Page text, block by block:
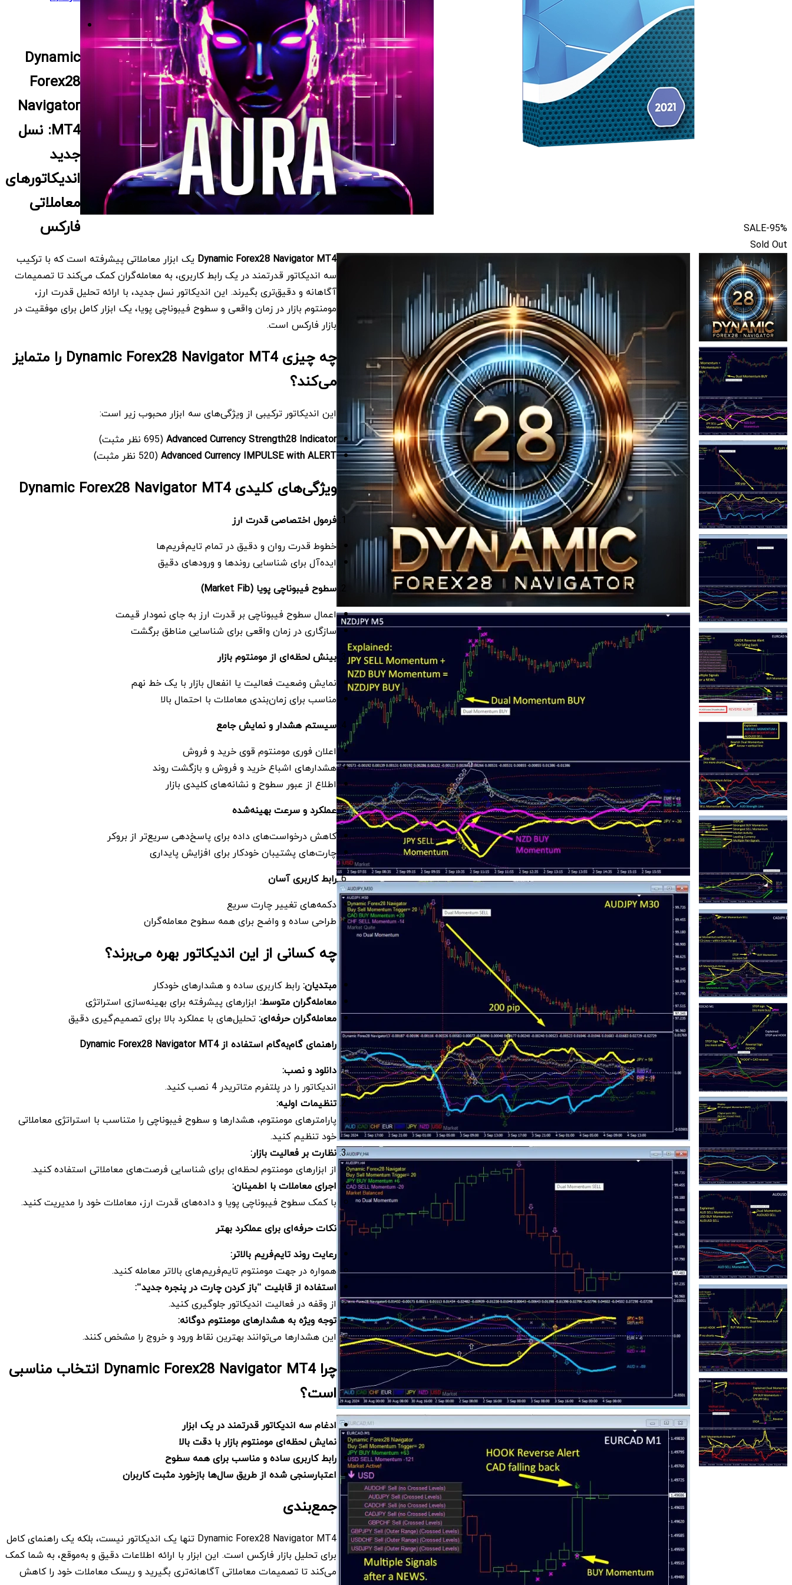
SALE-95%
Sold Out
Dynamic
Forex28
Navigator
MT4: نسل
جدید
اندیکاتورهای
معاملاتی
فارکس
Dynamic Forex28 Navigator MT4 یک ابزار معاملاتی پیشرفته است که با ترکیب
سه اندیکاتور قدرتمند در یک رابط کاربری، به معامله‌گران کمک می‌کند تا تصمیمات
آگاهانه و دقیق‌تری بگیرند. این اندیکاتور نسل جدید، با ارائه تحلیل قدرت ارز،
مومنتوم بازار در زمان واقعی و سطوح فیبوناچی پویا، یک ابزار کامل برای موفقیت در
بازار فارکس است.
چه چیزی Dynamic Forex28 Navigator MT4 را متمایز
می‌کند؟
این اندیکاتور ترکیبی از ویژگی‌های سه ابزار محبوب زیر است:
Advanced Currency Strength28 Indicator(695 نظر مثبت)
Advanced Currency IMPULSE with ALERT(520 نظر مثبت)
ویژگی‌های کلیدی Dynamic Forex28 Navigator MT4
فرمول اختصاصی قدرت ارز
خطوط قدرت روان و دقیق در تمام تایم‌فریم‌ها
ایده‌آل برای شناسایی روندها و ورودهای دقیق
سطوح فیبوناچی پویا (Market Fib)
اعمال سطوح فیبوناچی بر قدرت ارز به جای نمودار قیمت
سازگاری در زمان واقعی برای شناسایی مناطق برگشت
بینش لحظه‌ای از مومنتوم بازار
نمایش وضعیت فعالیت یا انفعال بازار با یک خط نهم
مناسب برای زمان‌بندی معاملات با احتمال بالا
سیستم هشدار و نمایش جامع
اعلان فوری مومنتوم قوی خرید و فروش
هشدارهای اشباع خرید و فروش و بازگشت روند
اطلاع از عبور سطوح و نشانه‌های کلیدی بازار
عملکرد و سرعت بهینه‌شده
کاهش درخواست‌های داده برای پاسخ‌دهی سریع‌تر از بروکر
چارت‌های پشتیبان خودکار برای افزایش پایداری
رابط کاربری آسان
دکمه‌های تغییر چارت سریع
طراحی ساده و واضح برای همه سطوح معامله‌گران
چه کسانی از این اندیکاتور بهره می‌برند؟
مبتدیان:رابط کاربری ساده و هشدارهای خودکار
معامله‌گران متوسط: ابزارهای پیشرفته برای بهینه‌سازی استراتژی
معامله‌گران حرفه‌ای:تحلیل‌های با عملکرد بالا برای تصمیم‌گیری دقیق
راهنمای گام‌به‌گام استفاده ازDynamic Forex28 Navigator MT4
دانلود و نصب:
اندیکاتور را در پلتفرم متاتریدر 4 نصب کنید.
تنظیمات اولیه:
پارامترهای مومنتوم، هشدارها و سطوح فیبوناچی را متناسب با استراتژی معاملاتی
خود تنظیم کنید.
نظارت بر فعالیت بازار:
از ابزارهای مومنتوم لحظه‌ای برای شناسایی فرصت‌های معاملاتی استفاده کنید.
اجرای معاملات با اطمینان:
با کمک سطوح فیبوناچی پویا و داده‌های قدرت ارز، معاملات خود را مدیریت کنید.
نکات حرفه‌ای برای عملکرد بهتر
رعایت روند تایم‌فریم بالاتر:
همواره در جهت مومنتوم تایم‌فریم‌های بالاتر معامله کنید.
استفاده از قابلیت “باز کردن چارت در پنجره جدید“
:
از وقفه در فعالیت اندیکاتور جلوگیری کنید.
توجه ویژه به هشدارهای مومنتوم دوگانه:
این هشدارها می‌توانند بهترین نقاط ورود و خروج را مشخص کنند.
چرا Dynamic Forex28 Navigator MT4 انتخاب مناسبی
است؟
ادغام سه اندیکاتور قدرتمند در یک ابزار
نمایش لحظه‌ای مومنتوم بازار با دقت بالا
رابط کاربری ساده و مناسب برای همه سطوح
اعتبارسنجی شده از طریق سال‌ها بازخورد مثبت کاربران
جمع‌بندی
Dynamic Forex28 Navigator MT4 تنها یک اندیکاتور نیست، بلکه یک راهنمای کامل
برای تحلیل بازار فارکس است. این ابزار با ارائه اطلاعات دقیق و به‌موقع، به شما کمک
می‌کند تا تصمیمات معاملاتی آگاهانه‌تری بگیرید و ریسک معاملات خود را کاهش